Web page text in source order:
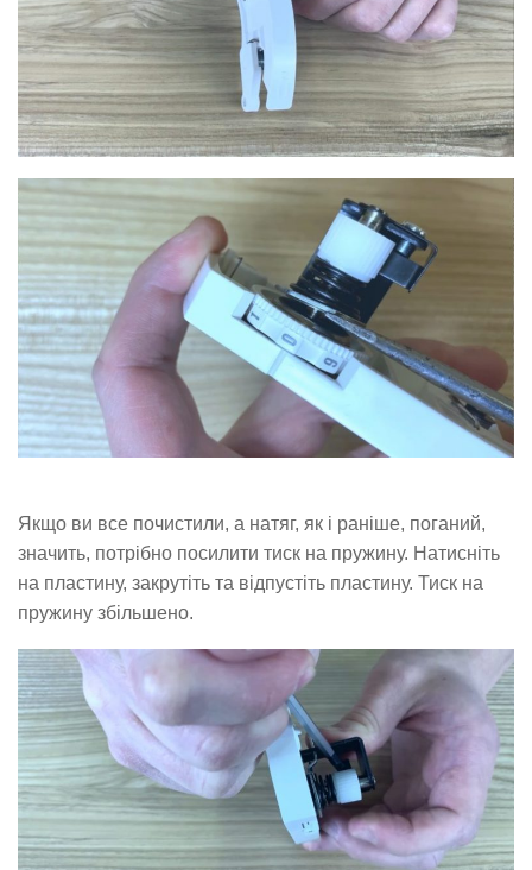
Якщо ви все почистили, а натяг, як і раніше, поганий,
значить, потрібно посилити тиск на пружину. Натисніть
на пластину, закрутіть та відпустіть пластину. Тиск на
пружину збільшено.